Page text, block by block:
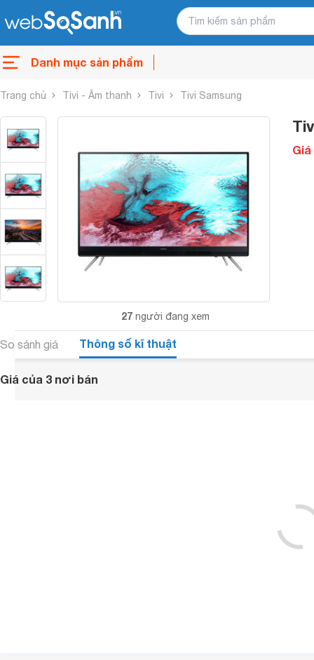
Danh mục sản phẩm
Trang chủ Tivi - Âm thanh Tivi Tivi Samsung
27 người đang xem
Giá
So sánh giá Thông số kĩ thuật
Giá của 3 nơi bán